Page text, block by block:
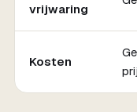
vrijwaring
Kosten